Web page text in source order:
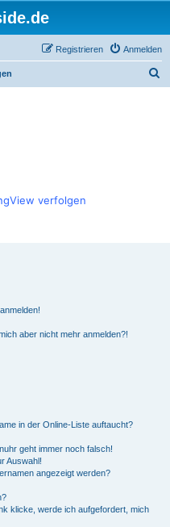
Anmelden
Registrieren
verfolgen
aber nicht mehr anmelden?!
in der Online-Liste auftaucht?
geht immer noch falsch!
Auswahl!
angezeigt werden?
klicke, werde ich aufgefordert, mich